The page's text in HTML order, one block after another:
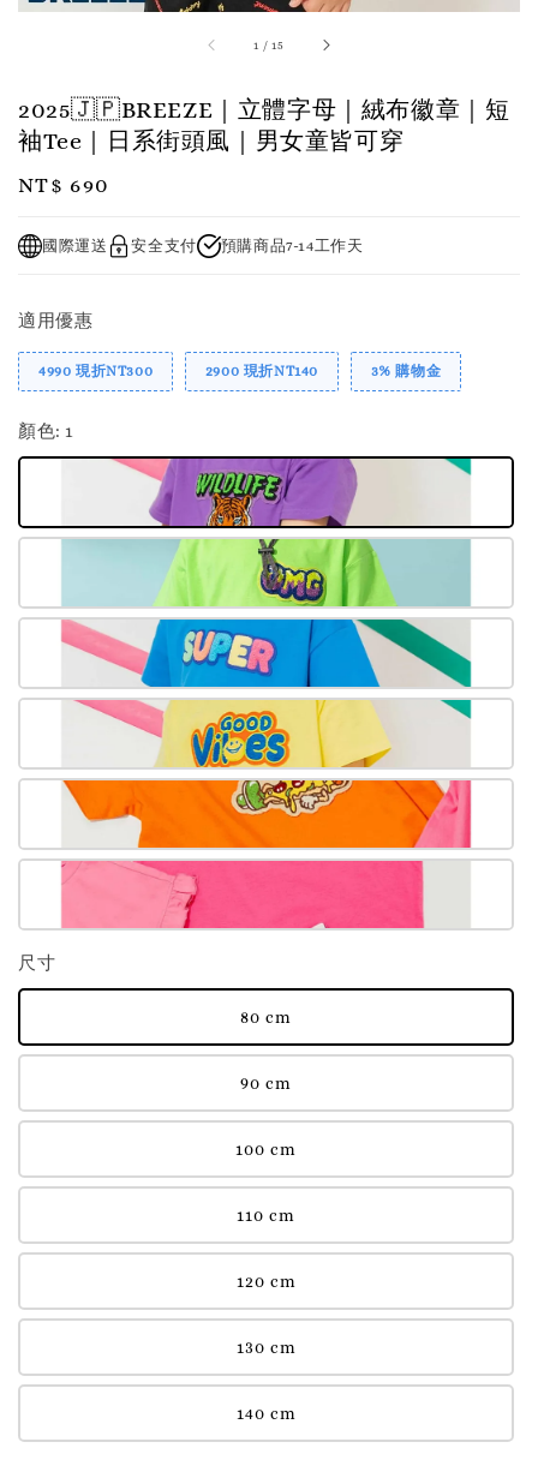
1 /15
2025🇯🇵BREEZE｜立體字母｜絨布徽章｜短
袖Tee｜日系街頭風｜男女童皆可穿
Regular
NT$ 690
國際運送 安全支付 預購商品7-14工作天
適用優惠
4990 現折NT300 2900 現折NT140 3% 購物金
顏色: 1
尺寸
80 cm
90 cm
100 cm
110 cm
120 cm
130 cm
140 cm